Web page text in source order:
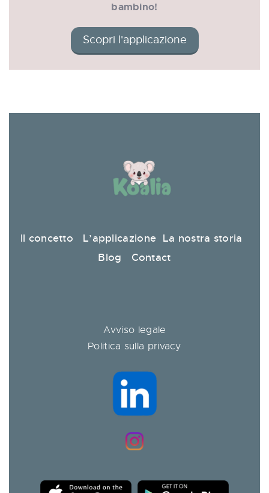
bambino!
Scopri l'applicazione
Il concetto L’applicazione La nostra storia
Blog
Contact
Avviso legale
Politica sulla privacy